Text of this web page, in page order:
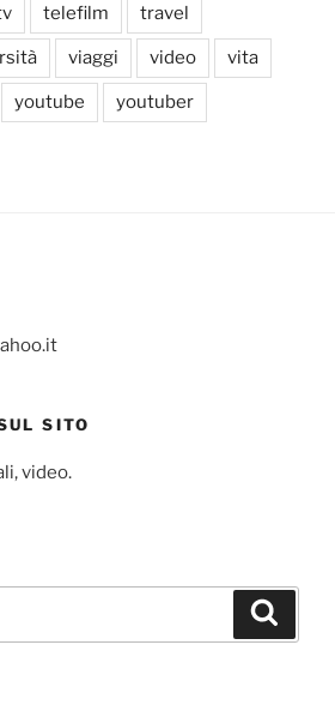
telefilm travel
viaggi video vita
youtube youtuber
SITO
video.